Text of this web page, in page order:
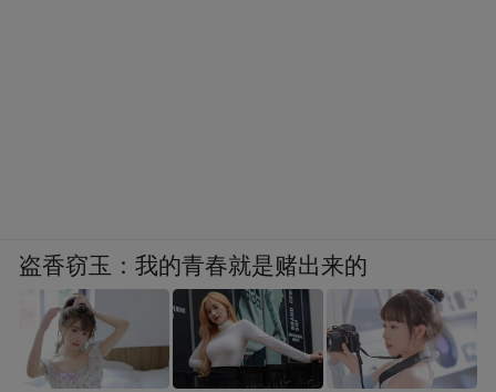
盗香窃玉：我的青春就是赌出来的